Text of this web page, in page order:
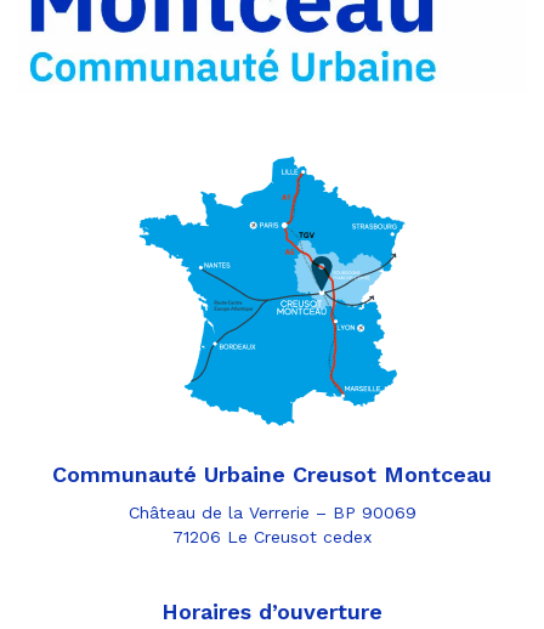
e-
mail
Communauté Urbaine Creusot Montceau
Château de la Verrerie – BP 90069
71206 Le Creusot cedex
Horaires d’ouverture